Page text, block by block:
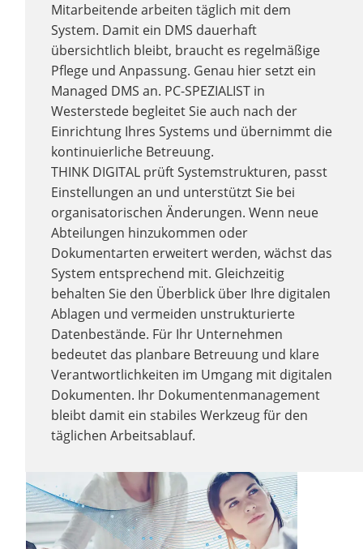
Mitarbeitende arbeiten täglich mit dem
System. Damit ein DMS dauerhaft
übersichtlich bleibt, braucht es regelmäßige
Pflege und Anpassung. Genau hier setzt ein
Managed DMS an. PC-SPEZIALIST in
Westerstede begleitet Sie auch nach der
Einrichtung Ihres Systems und übernimmt die
kontinuierliche Betreuung.
THINK DIGITAL prüft Systemstrukturen, passt
Einstellungen an und unterstützt Sie bei
organisatorischen Änderungen. Wenn neue
Abteilungen hinzukommen oder
Dokumentarten erweitert werden, wächst das
System entsprechend mit. Gleichzeitig
behalten Sie den Überblick über Ihre digitalen
Ablagen und vermeiden unstrukturierte
Datenbestände. Für Ihr Unternehmen
bedeutet das planbare Betreuung und klare
Verantwortlichkeiten im Umgang mit digitalen
Dokumenten. Ihr Dokumentenmanagement
bleibt damit ein stabiles Werkzeug für den
täglichen Arbeitsablauf.